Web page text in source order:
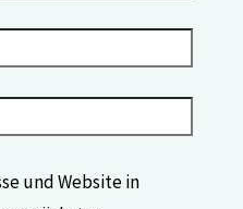
und Website in